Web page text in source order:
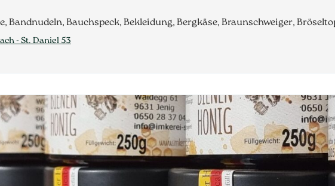
Bandnudeln, Bauchspeck, Bekleidung, Bergkäse, Braunschweiger,
- St. Daniel 53